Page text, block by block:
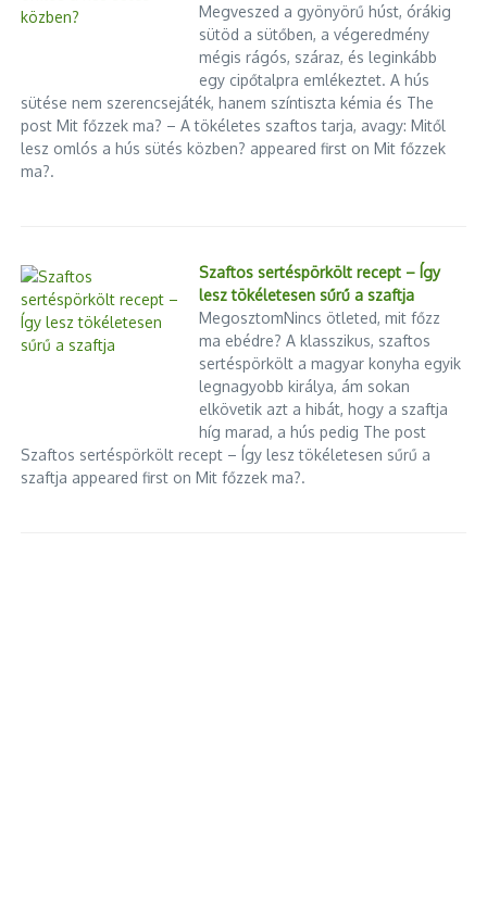
Megveszed a gyönyörű húst, órákig
sütöd a sütőben, a végeredmény
mégis rágós, száraz, és leginkább
egy cipőtalpra emlékeztet. A hús
sütése nem szerencsejáték, hanem színtiszta kémia és The
post Mit főzzek ma? – A tökéletes szaftos tarja, avagy: Mitől
lesz omlós a hús sütés közben? appeared first on Mit főzzek
ma?.
Szaftos sertéspörkölt recept – Így
lesz tökéletesen sűrű a szaftja
MegosztomNincs ötleted, mit főzz
ma ebédre? A klasszikus, szaftos
sertéspörkölt a magyar konyha egyik
legnagyobb királya, ám sokan
elkövetik azt a hibát, hogy a szaftja
híg marad, a hús pedig The post
Szaftos sertéspörkölt recept – Így lesz tökéletesen sűrű a
szaftja appeared first on Mit főzzek ma?.